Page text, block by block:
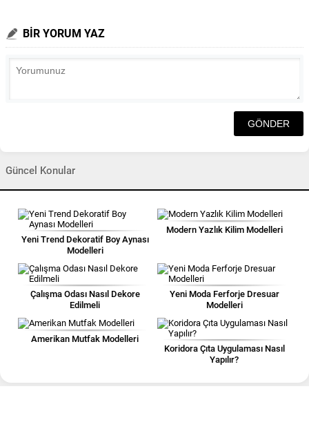
BİR YORUM YAZ
Güncel Konular
Yeni Trend Dekoratif Boy Aynası
Modelleri
Modern Yazlık Kilim Modelleri
Çalışma Odası Nasıl Dekore
Edilmeli
Yeni Moda Ferforje Dresuar
Modelleri
Amerikan Mutfak Modelleri
Koridora Çıta Uygulaması Nasıl
Yapılır?